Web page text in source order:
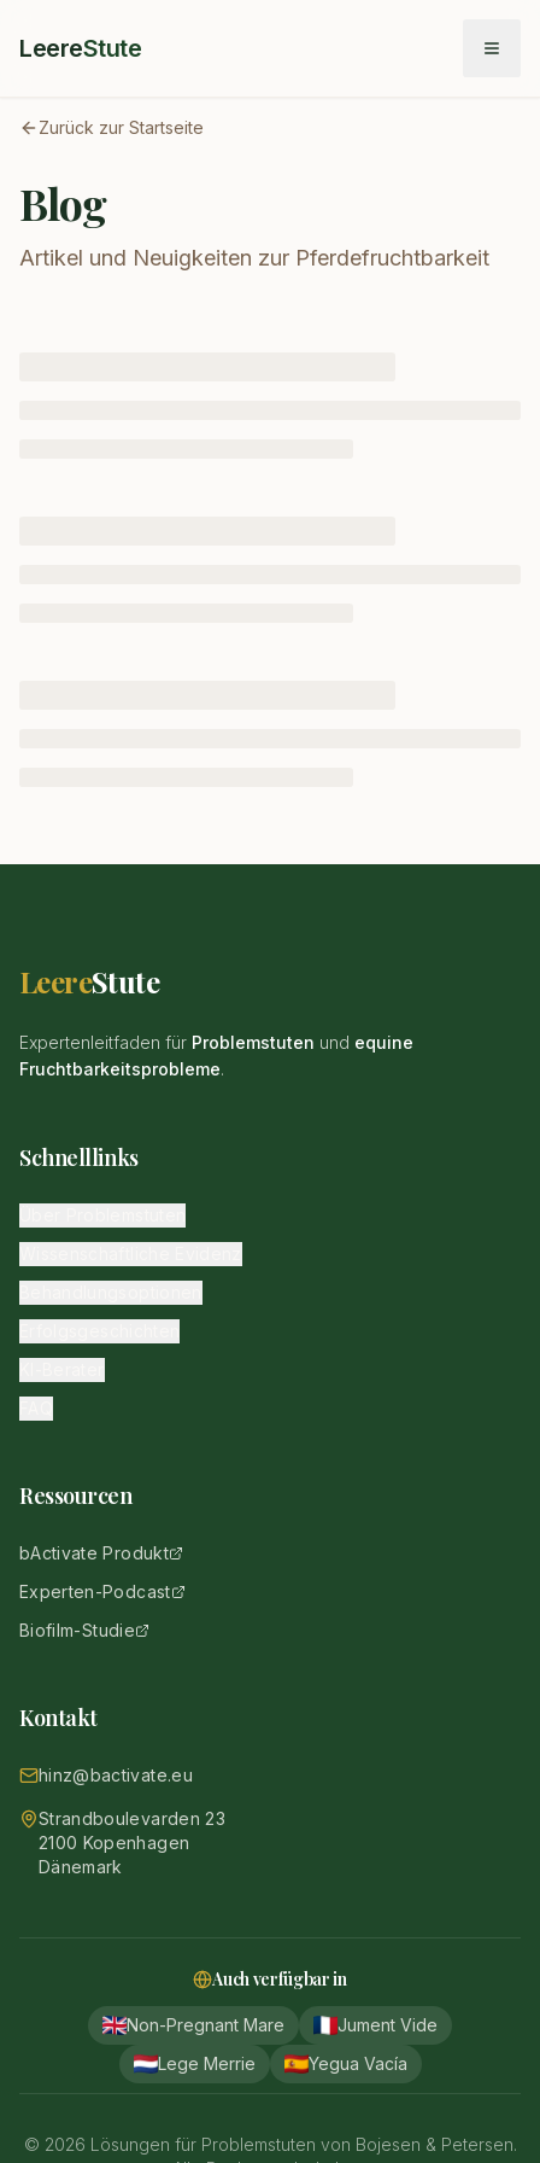
LeereStute
Zurück zur Startseite
Blog
Artikel und Neuigkeiten zur Pferdefruchtbarkeit
LeereStute
Expertenleitfaden für Problemstuten und equine
Fruchtbarkeitsprobleme.
Schnelllinks
Ressourcen
bActivate Produkt
Experten-Podcast
Biofilm-Studie
Kontakt
hinz@bactivate.eu
Strandboulevarden 23
2100 Kopenhagen
Dänemark
Auch verfügbar in
Non-Pregnant Mare
Jument Vide
Lege Merrie
Yegua Vacía
© 2026 Lösungen für Problemstuten von Bojesen & Petersen.